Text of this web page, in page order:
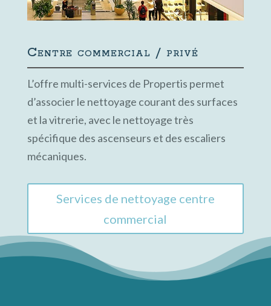
Centre commercial / privé
L’offre multi-services de Propertis permet
d’associer le nettoyage courant des surfaces
et la vitrerie, avec le nettoyage très
spécifique des ascenseurs et des escaliers
mécaniques.
Services de nettoyage centre
commercial